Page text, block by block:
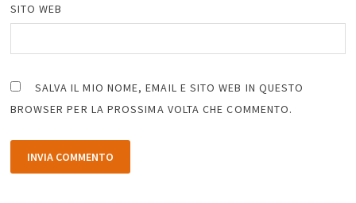
SITO WEB
SALVA IL MIO NOME, EMAIL E SITO WEB IN QUESTO
BROWSER PER LA PROSSIMA VOLTA CHE COMMENTO.